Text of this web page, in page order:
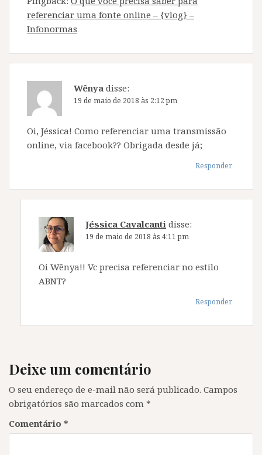
referenciar uma fonte online – {vlog} –
Infonormas
Wênya disse:
19 de maio de 2018 às 2:12 pm
Oi, Jéssica! Como referenciar uma transmissão
online, via facebook?? Obrigada desde já;
Responder
Jéssica Cavalcanti disse:
19 de maio de 2018 às 4:11 pm
Oi Wênya!! Vc precisa referenciar no estilo
ABNT?
Responder
Deixe um comentário
O seu endereço de e-mail não será publicado. Campos
obrigatórios são marcados com *
Comentário *